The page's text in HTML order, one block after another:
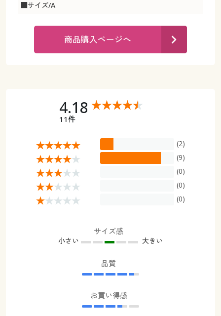
デジタルカタログ
カタログ無料プレゼント
お気に入り
サポート
ご利用ガイド
カタログ無料プレゼント
会員メニュー
マイページ
ご利用ガイド
よくある質問とお問い合わせ
■サイズ/A
商品購入ページへ
4.18
11件
(2)
(9)
(0)
(0)
(0)
サイズ感
小さい 大きい
品質
お買い得感